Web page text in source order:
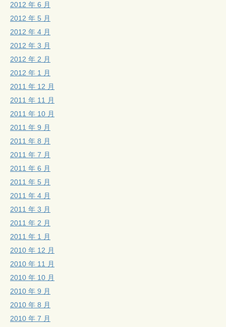
2012 年 6 月
2012 年 5 月
2012 年 4 月
2012 年 3 月
2012 年 2 月
2012 年 1 月
2011 年 12 月
2011 年 11 月
2011 年 10 月
2011 年 9 月
2011 年 8 月
2011 年 7 月
2011 年 6 月
2011 年 5 月
2011 年 4 月
2011 年 3 月
2011 年 2 月
2011 年 1 月
2010 年 12 月
2010 年 11 月
2010 年 10 月
2010 年 9 月
2010 年 8 月
2010 年 7 月